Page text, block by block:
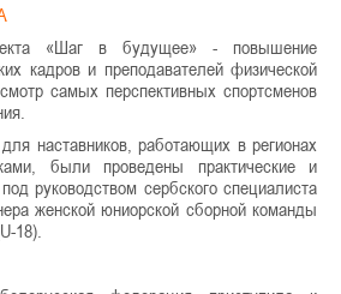
«Шаг в будущее» - повышение
кадров и преподавателей физической
самых перспективных спортсменов
наставников, работающих в регионах
были проведены практические и
руководством сербского специалиста
женской юниорской сборной команды
18).